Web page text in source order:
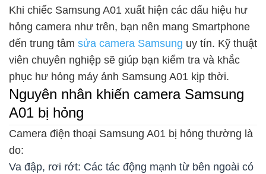
Khi chiếc Samsung A01 xuất hiện các dấu hiệu hư
hỏng camera như trên, bạn nên mang Smartphone
đến trung tâm sửa camera Samsung uy tín. Kỹ thuật
viên chuyên nghiệp sẽ giúp bạn kiểm tra và khắc
phục hư hỏng máy ảnh Samsung A01 kịp thời.
Nguyên nhân khiến camera Samsung
A01 bị hỏng
Camera điện thoại Samsung A01 bị hỏng thường là
do:
Va đập, rơi rớt: Các tác động mạnh từ bên ngoài có